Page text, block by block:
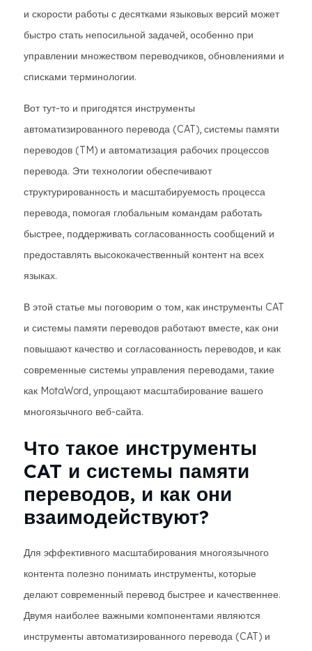
и скорости работы с десятками языковых версий может
быстро стать непосильной задачей, особенно при
управлении множеством переводчиков, обновлениями и
списками терминологии.
Вот тут-то и пригодятся инструменты
автоматизированного перевода (CAT), системы памяти
переводов (TM) и автоматизация рабочих процессов
перевода. Эти технологии обеспечивают
структурированность и масштабируемость процесса
перевода, помогая глобальным командам работать
быстрее, поддерживать согласованность сообщений и
предоставлять высококачественный контент на всех
языках.
В этой статье мы поговорим о том, как инструменты CAT
и системы памяти переводов работают вместе, как они
повышают качество и согласованность переводов, и как
современные системы управления переводами, такие
как MotaWord, упрощают масштабирование вашего
многоязычного веб-сайта.
Что такое инструменты
CAT и системы памяти
переводов, и как они
взаимодействуют?
Для эффективного масштабирования многоязычного
контента полезно понимать инструменты, которые
делают современный перевод быстрее и качественнее.
Двумя наиболее важными компонентами являются
инструменты автоматизированного перевода (CAT) и